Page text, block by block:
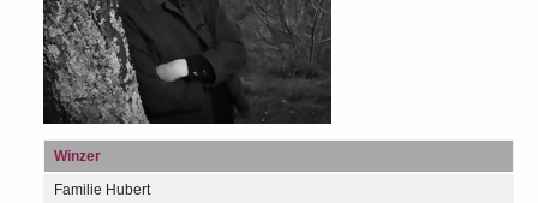
Winzer
Familie Hubert